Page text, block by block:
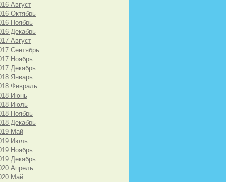
Август
Октябрь
Ноябрь
Декабрь
Август
Сентябрь
Ноябрь
Декабрь
Январь
Февраль
Июнь
Июль
Ноябрь
Декабрь
Май
Июль
Ноябрь
Декабрь
Апрель
Май